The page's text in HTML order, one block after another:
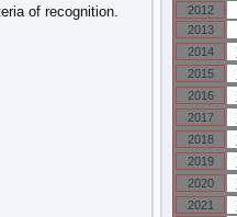
of recognition.
2012
2013
2014
2015
2016
2017
2018
2019
2020
2021